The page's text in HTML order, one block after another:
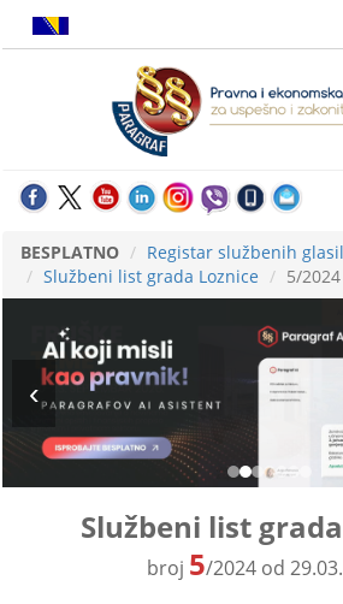
BESPLATNO
Registar službenih
Službeni list grada Loznice
5/2024
Službeni list
broj 5/2024 od